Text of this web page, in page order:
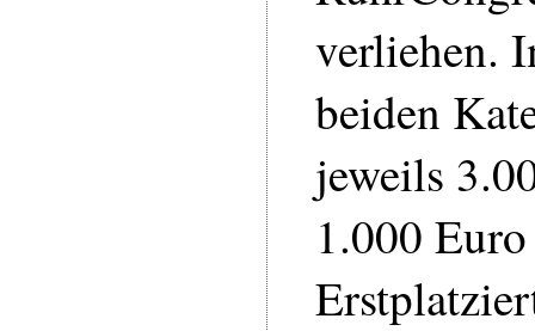
verliehen.
beiden
jeweils
1.000